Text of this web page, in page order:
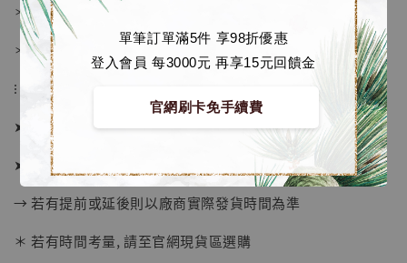
單筆訂單滿5件 享98折優惠
登入會員 每3000元 再享15元回饋金
官網刷卡免手續費
【店內現貨】海賊王 系列蒐藏雕像 布魯克達
＊ 國際運費另計
＊ 刷卡免手續費
⁝
➤ 預購截止日：待工作室通知
➤ 預計發貨日：2026年10-12月 (僅供參考)
→ 若有提前或延後則以廠商實際發貨時間為準
＊ 若有時間考量, 請至官網現貨區選購